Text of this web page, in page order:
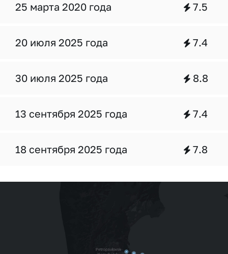
25 марта 2020 года 7.5
20 июля 2025 года 7.4
30 июля 2025 года 8.8
13 сентября 2025 года 7.4
18 сентября 2025 года 7.8